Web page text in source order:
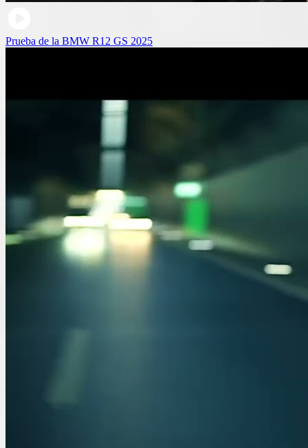
Prueba de la BMW R12 GS 2025